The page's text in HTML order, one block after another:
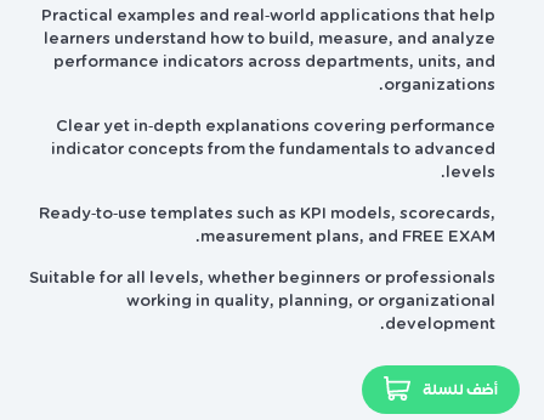
Practical examples and real‑world applications that help
learners understand how to build, measure, and analyze
performance indicators across departments, units, and
organizations.
Clear yet in‑depth explanations covering performance
indicator concepts from the fundamentals to advanced
levels.
Ready‑to‑use templates such as KPI models, scorecards,
measurement plans, and FREE EXAM.
Suitable for all levels, whether beginners or professionals
working in quality, planning, or organizational
development.
أضف للسلة